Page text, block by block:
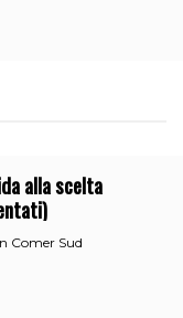
alla scelta
Comer Sud